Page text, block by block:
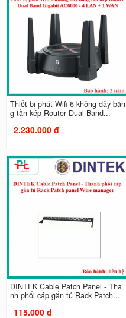
Thiết bị phát Wifi 6 không dây băn
g tần kép Router Dual Band...
2.230.000 đ
DINTEK Cable Patch Panel - Tha
nh phối cáp gắn tủ Rack Patch...
115.000 đ